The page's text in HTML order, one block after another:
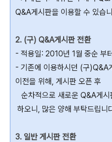
Q&A게시판을 이용할 수 있습
2. (구) Q&A게시판 전환
- 적용일: 2010년 1월 중순 부
- 기존에 이용하시던 (구)Q&A
이전을 위해, 게시판 오픈 후
순차적으로 새로운 Q&A게
하오니, 많은 양해 부탁드립니
3. 일반 게시판 전환